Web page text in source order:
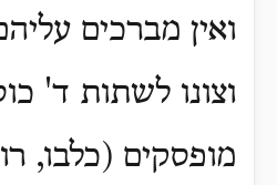
ואין מברכים
וצונו לשתות ד'
מופסקים (כלבו,